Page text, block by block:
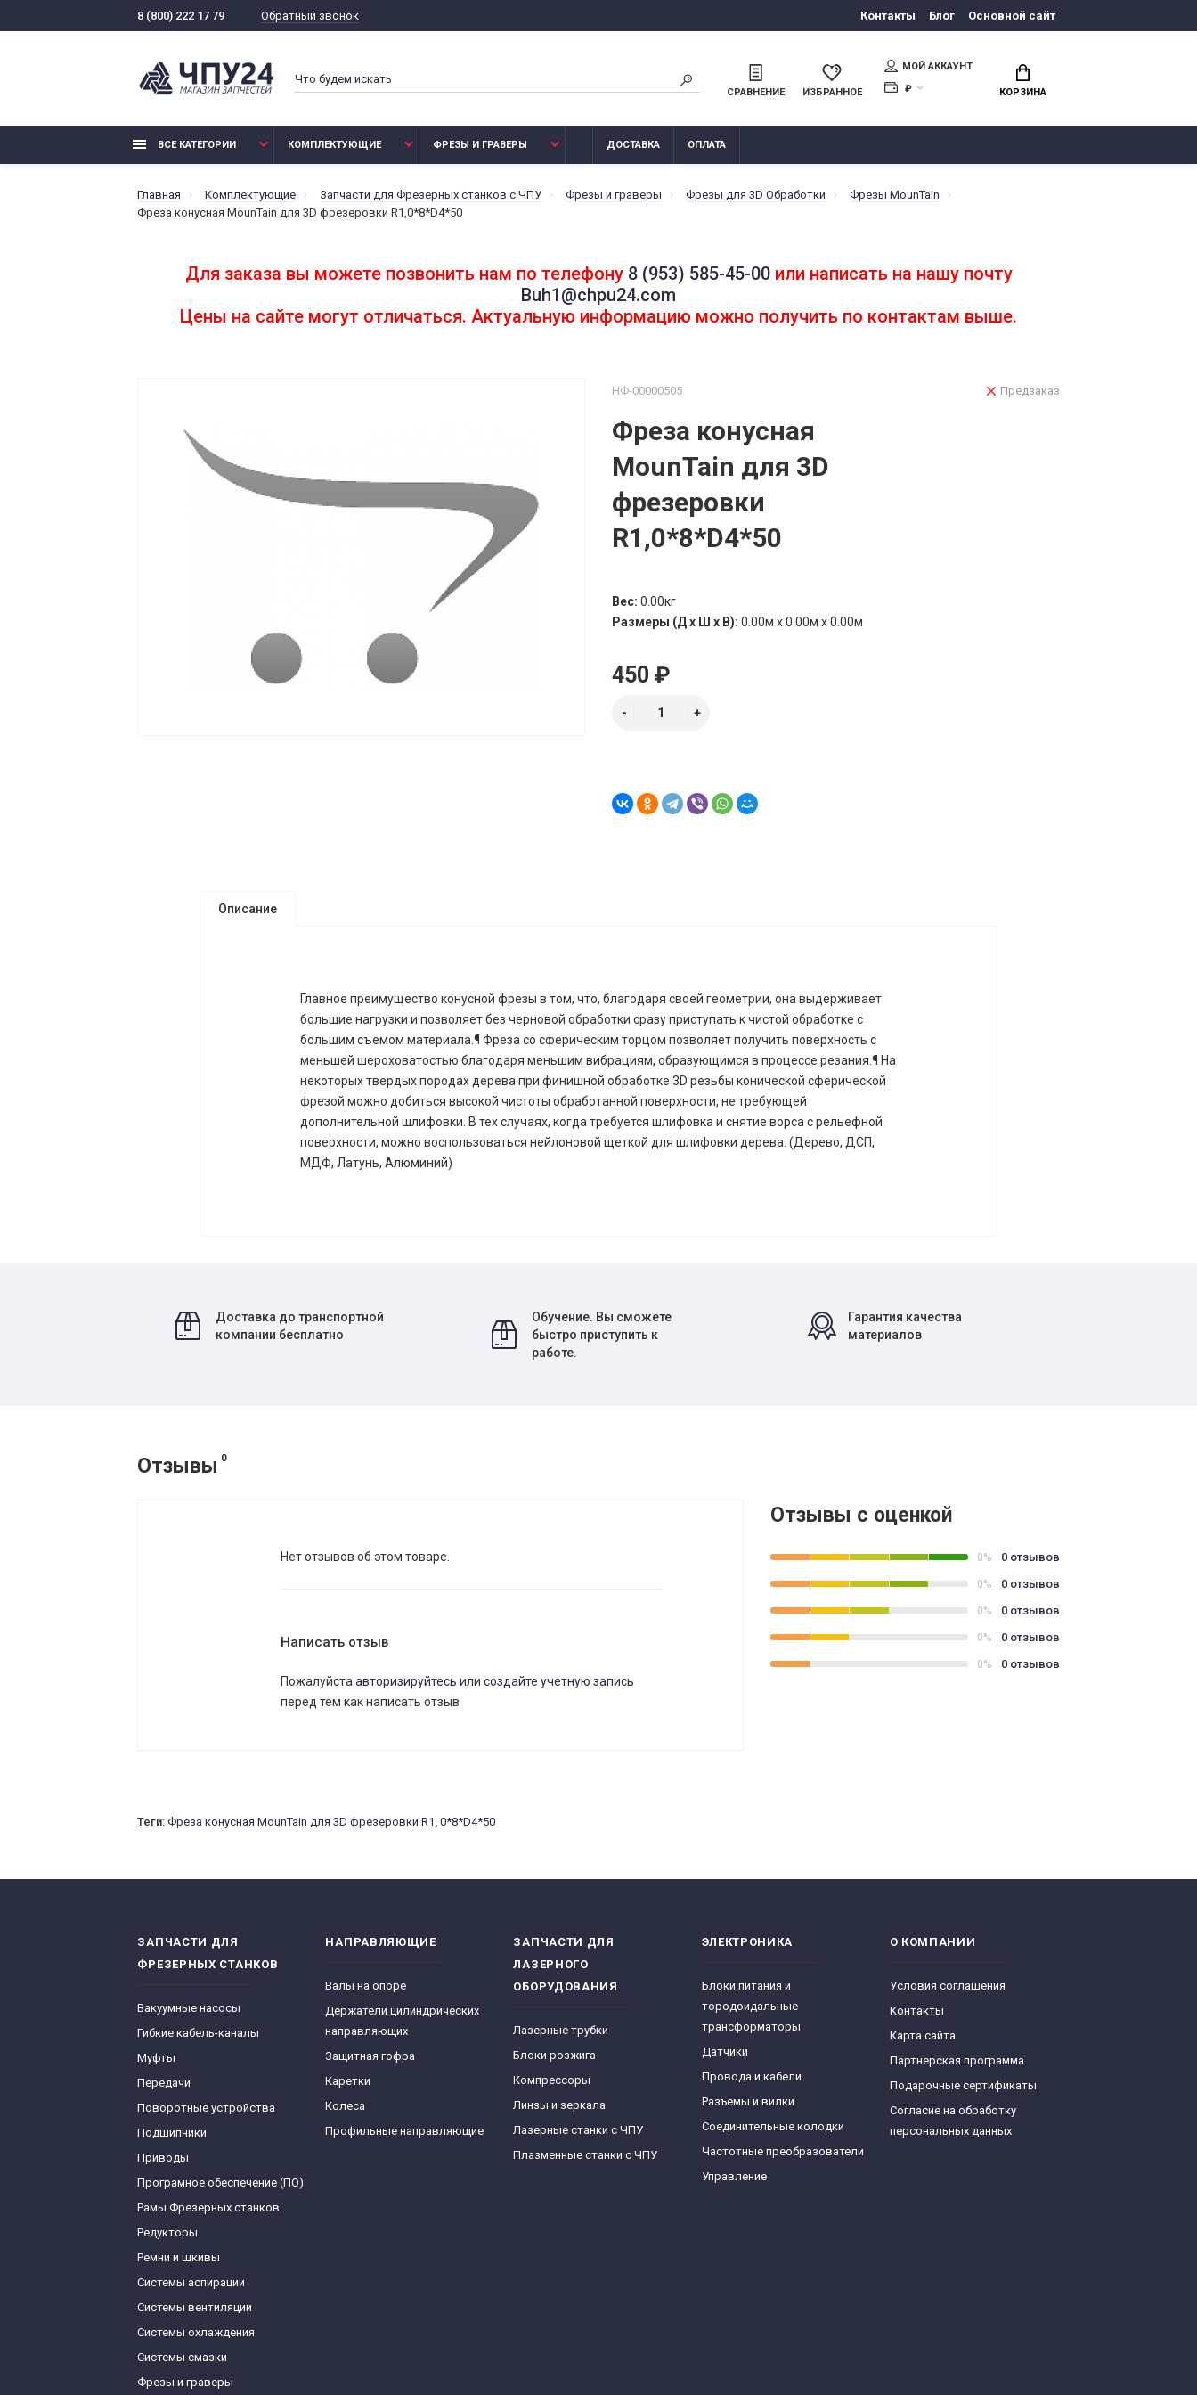
8 (800) 222 17 79 Обратный звонок Контакты Блог Основной сайт
СРАВНЕНИЕ ИЗБРАННОЕ
МОЙ АККАУНТ
₽
КОРЗИНА
ВСЕ КАТЕГОРИИ КОМПЛЕКТУЮЩИЕ ФРЕЗЫ И ГРАВЕРЫ ДОСТАВКА ОПЛАТА
Главная Комплектующие Запчасти для Фрезерных станков с ЧПУ Фрезы и граверы Фрезы для 3D Обработки
Фрезы MounTain
Фреза конусная MounTain для 3D фрезеровки R1,0*8*D4*50
Для заказа вы можете позвонить нам по телефону 8 (953) 585-45-00или написать на нашу почту
Buh1@chpu24.com
Цены на сайте могут отличаться. Актуальную информацию можно получить по контактам выше.
НФ-00000505
Фреза конусная
MounTain для 3D
фрезеровки
R1,0*8*D4*50
Предзаказ
Вес: 0.00кг
Размеры (Д х Ш х В): 0.00м x 0.00м x 0.00м
450 ₽
Описание
Главное преимущество конусной фрезы в том, что, благодаря своей геометрии, она выдерживает
большие нагрузки и позволяет без черновой обработки сразу приступать к чистой обработке с
большим съемом материала.¶ Фреза со сферическим торцом позволяет получить поверхность с
меньшей шероховатостью благодаря меньшим вибрациям, образующимся в процессе резания.¶ На
некоторых твердых породах дерева при финишной обработке 3D резьбы конической сферической
фрезой можно добиться высокой чистоты обработанной поверхности, не требующей
дополнительной шлифовки. В тех случаях, когда требуется шлифовка и снятие ворса с рельефной
поверхности, можно воспользоваться нейлоновой щеткой для шлифовки дерева. (Дерево, ДСП,
МДФ, Латунь, Алюминий)
Доставка до транспортной
компании бесплатно
Обучение. Вы сможете
быстро приступить к
работе.
Гарантия качества
материалов
Отзывы 0
Нет отзывов об этом товаре.
Написать отзыв
Пожалуйстаавторизируйтесь илисоздайте учетную запись
перед тем как написать отзыв
Отзывы с оценкой
0% 0 отзывов
0% 0 отзывов
0% 0 отзывов
0% 0 отзывов
0% 0 отзывов
Теги:Фреза конусная MounTain для 3D фрезеровки R1 ,0*8*D4*50
ЗАПЧАСТИ ДЛЯ
ФРЕЗЕРНЫХ СТАНКОВ
Вакуумные насосы
Гибкие кабель-каналы
Муфты
Передачи
Поворотные устройства
Подшипники
Приводы
Програмное обеспечение (ПО)
Рамы Фрезерных станков
Редукторы
Ремни и шкивы
Системы аспирации
Системы вентиляции
Системы охлаждения
Системы смазки
Фрезы и граверы
НАПРАВЛЯЮЩИЕ
Валы на опоре
Держатели цилиндрических
направляющих
Защитная гофра
Каретки
Колеса
Профильные направляющие
ЗАПЧАСТИ ДЛЯ
ЛАЗЕРНОГО
ОБОРУДОВАНИЯ
Лазерные трубки
Блоки розжига
Компрессоры
Линзы и зеркала
Лазерные станки с ЧПУ
Плазменные станки с ЧПУ
ЭЛЕКТРОНИКА
Блоки питания и
тородоидальные
трансформаторы
Датчики
Провода и кабели
Разъемы и вилки
Соединительные колодки
Частотные преобразователи
Управление
О КОМПАНИИ
Условия соглашения
Контакты
Карта сайта
Партнерская программа
Подарочные сертификаты
Согласие на обработку
персональных данных